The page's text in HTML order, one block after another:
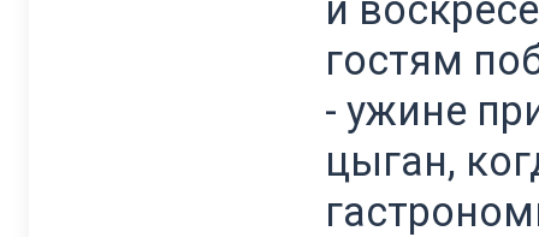
и
гостям
- ужине
цыган,